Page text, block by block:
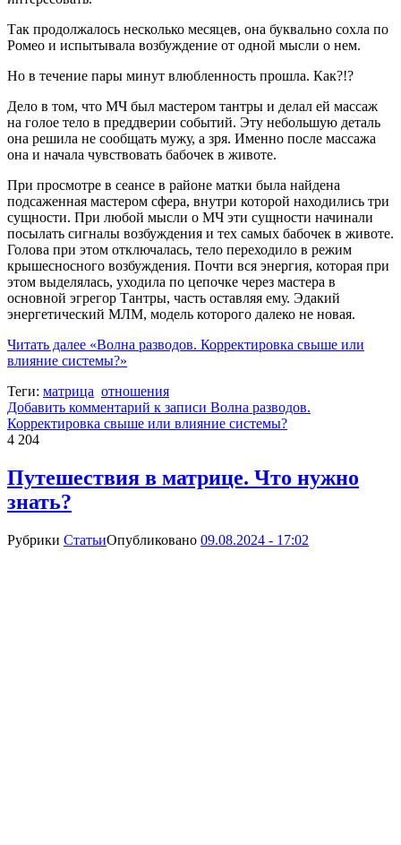
Так продолжалось несколько месяцев, она буквально сохла по
Ромео и испытывала возбуждение от одной мысли о нем.
Но в течение пары минут влюбленность прошла. Как?!?
Дело в том, что МЧ был мастером тантры и делал ей массаж
на голое тело в преддверии событий. Эту небольшую деталь
она решила не сообщать мужу, а зря. Именно после массажа
она и начала чувствовать бабочек в животе.
При просмотре в сеансе в районе матки была найдена
подсаженная мастером сфера, внутри которой находились три
сущности. При любой мысли о МЧ эти сущности начинали
посылать сигналы возбуждения и тех самых бабочек в животе.
Голова при этом отключалась, тело переходило в режим
крышесносного возбуждения. Почти вся энергия, которая при
этом выделялась, уходила по цепочке через мастера в
основной эгрегор Тантры, часть оставляя ему. Эдакий
энергетический МЛМ, модель которого далеко не новая.
Читать далее «Волна разводов. Корректировка свыше или
влияние системы?»
Теги: матрица отношения
Добавить комментарий к записи Волна разводов.
Корректировка свыше или влияние системы?
4 204
Путешествия в матрице. Что нужно
знать?
Рубрики СтатьиОпубликовано 09.08.2024 - 17:02